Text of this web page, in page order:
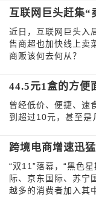
互联网巨头赶集“
近日，互联网巨头入
售商超也加快线上卖
商贩该何去何从？
44.5元1盒的方便
曾经低价、便捷、速
到超过10元，甚至是
跨境电商增速迅
“双11”落幕，“黑色
际、京东国际、苏宁
越多的消费者加入其